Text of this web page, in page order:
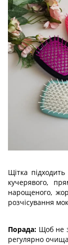
Щітка
кучерявого,
нарощеного,
розчісування
Порада: Щоб не
регулярно